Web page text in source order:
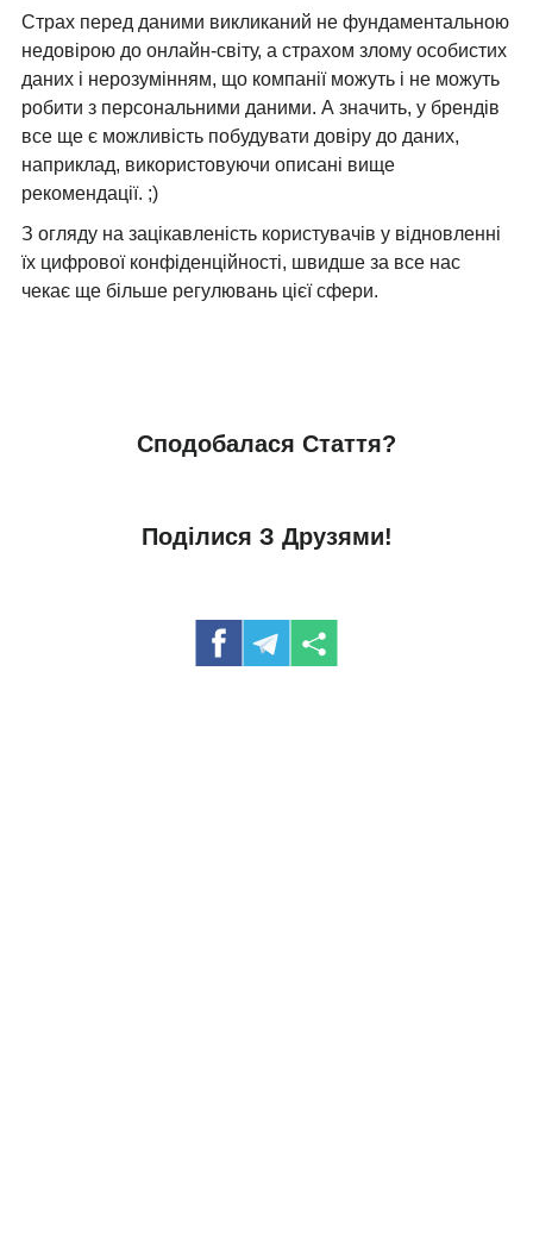
Страх перед даними викликаний не фундаментальною
недовірою до онлайн-світу, а страхом злому особистих
даних і нерозумінням, що компанії можуть і не можуть
робити з персональними даними. А значить, у брендів
все ще є можливість побудувати довіру до даних,
наприклад, використовуючи описані вище
рекомендації. ;)
З огляду на зацікавленість користувачів у відновленні
їх цифрової конфіденційності, швидше за все нас
чекає ще більше регулювань цієї сфери.
Сподобалася Стаття?
Поділися З Друзями!